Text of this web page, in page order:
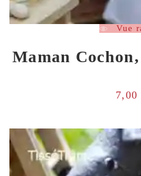
Vue
Maman
7,00